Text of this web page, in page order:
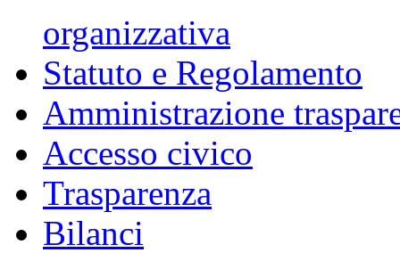
organizzativa
Statuto e Regolamento
Amministrazione
Accesso civico
Trasparenza
Bilanci